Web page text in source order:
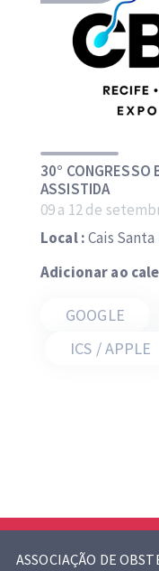
30° CONGRESSO
ASSISTIDA
09 a 12 de
Local :Cais
Adicionar ao
GOOGLE
ICS / APPLE
ASSOCIAÇÃO DE